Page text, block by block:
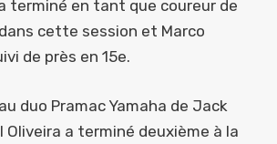
terminé en tant que coureur de
cette session et Marco
de près en 15e.
duo Pramac Yamaha de Jack
Oliveira a terminé deuxième à la